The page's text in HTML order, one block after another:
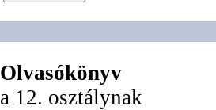
Olvasókönyv
a 12. osztálynak